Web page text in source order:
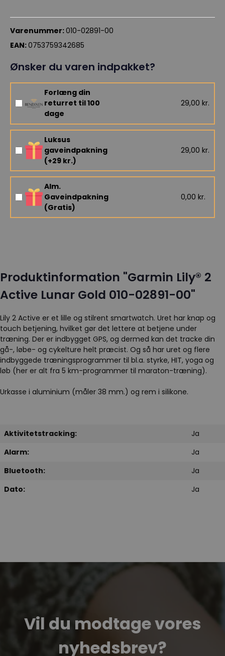
Varenummer:010-02891-00
EAN:0753759342685
Ønsker du varen indpakket?
Forlæng din
returret til 100
dage
29,00 kr.
Luksus
gaveindpakning
(+29 kr.)
29,00 kr.
Alm.
Gaveindpakning
(Gratis)
0,00 kr.
Produktinformation "Garmin Lily® 2
Active Lunar Gold 010-02891-00"
Lily 2 Active er et lille og stilrent smartwatch. Uret har knap og
touch betjening, hvilket gør det lettere at betjene under
træning. Der er indbygget GPS, og dermed kan det tracke din
gå-, løbe- og cykelture helt præcist. Og så har uret og flere
indbyggede træningsprogrammer til bl.a. styrke, HIT, yoga og
løb (her er alt fra 5 km-programmer til maraton-træning).
Urkasse i aluminium (måler 38 mm.) og rem i silikone.
Aktivitetstracking:
Ja
Alarm:
Ja
Bluetooth:
Ja
Dato:
Ja
Vil du modtage vores
nyhedsbrev?